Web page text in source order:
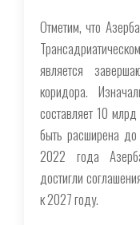
Отметим, что
является
коридора.
составляет 10
быть расширена
2022 года
достигли
к 2027 году.